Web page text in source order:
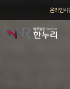
온라인사